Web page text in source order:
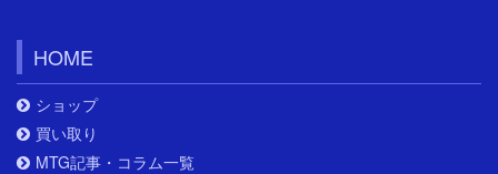
HOME
ショップ
買い取り
MTG記事・コラム一覧